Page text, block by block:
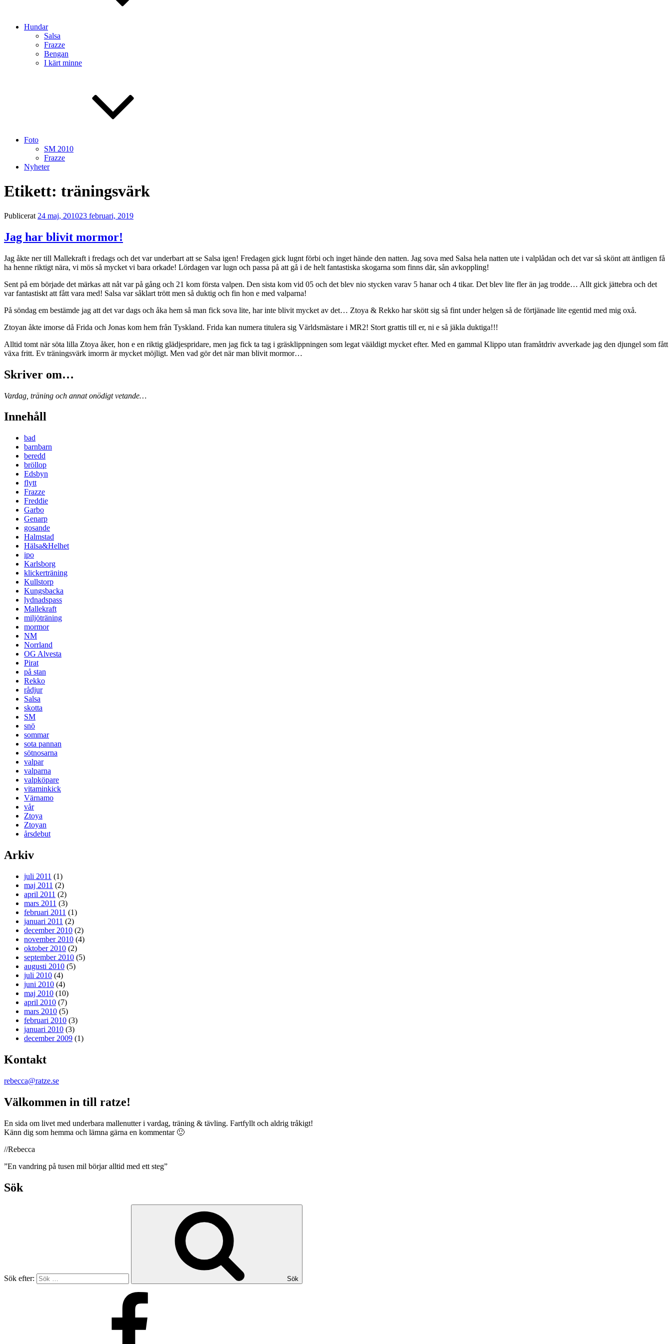
Hundar
Salsa
Frazze
Bengan
I kärt minne
Foto
SM 2010
Frazze
Nyheter
Etikett: träningsvärk
Publicerat 24 maj, 201023 februari, 2019
Jag har blivit mormor!
Jag åkte ner till Mallekraft i fredags och det var underbart att se Salsa igen! Fredagen gick lugnt förbi och inget hände den natten. Jag sova med Salsa hela natten ute i valplådan och det var så skönt att äntligen få
ha henne riktigt nära, vi mös så mycket vi bara orkade! Lördagen var lugn och passa på att gå i de helt fantastiska skogarna som finns där, sån avkoppling!
Sent på em började det märkas att nåt var på gång och 21 kom första valpen. Den sista kom vid 05 och det blev nio stycken varav 5 hanar och 4 tikar. Det blev lite fler än jag trodde… Allt gick jättebra och det
var fantastiskt att fått vara med! Salsa var såklart trött men så duktig och fin hon e med valparna!
På söndag em bestämde jag att det var dags och åka hem så man fick sova lite, har inte blivit mycket av det… Ztoya & Rekko har skött sig så fint under helgen så de förtjänade lite egentid med mig oxå.
Ztoyan åkte imorse då Frida och Jonas kom hem från Tyskland. Frida kan numera titulera sig Världsmästare i MR2! Stort grattis till er, ni e så jäkla duktiga!!!
Alltid tomt när söta lilla Ztoya åker, hon e en riktig glädjespridare, men jag fick ta tag i gräsklippningen som legat vääldigt mycket efter. Med en gammal Klippo utan framåtdriv avverkade jag den djungel som fått
växa fritt. Ev träningsvärk imorrn är mycket möjligt. Men vad gör det när man blivit mormor…
Skriver om…
Vardag, träning och annat onödigt vetande…
Innehåll
bad
barnbarn
beredd
bröllop
Edsbyn
flytt
Frazze
Freddie
Garbo
Genarp
gosande
Halmstad
Hälsa&Helhet
ipo
Karlsborg
klickerträning
Kullstorp
Kungsbacka
lydnadspass
Mallekraft
miljöträning
mormor
NM
Norrland
OG Alvesta
Pirat
på stan
Rekko
rådjur
Salsa
skotta
SM
snö
sommar
sota pannan
sötnosarna
valpar
valparna
valpköpare
vitaminkick
Värnamo
vår
Ztoya
Ztoyan
årsdebut
Arkiv
juli 2011 (1)
maj 2011 (2)
april 2011 (2)
mars 2011 (3)
februari 2011 (1)
januari 2011 (2)
december 2010 (2)
november 2010 (4)
oktober 2010 (2)
september 2010 (5)
augusti 2010 (5)
juli 2010 (4)
juni 2010 (4)
maj 2010 (10)
april 2010 (7)
mars 2010 (5)
februari 2010 (3)
januari 2010 (3)
december 2009 (1)
Kontakt
rebecca@ratze.se
Välkommen in till ratze!
En sida om livet med underbara mallenutter i vardag, träning & tävling. Fartfyllt och aldrig tråkigt!
Känn dig som hemma och lämna gärna en kommentar 🙂
//Rebecca
”En vandring på tusen mil börjar alltid med ett steg”
Sök
Sök efter: Sök